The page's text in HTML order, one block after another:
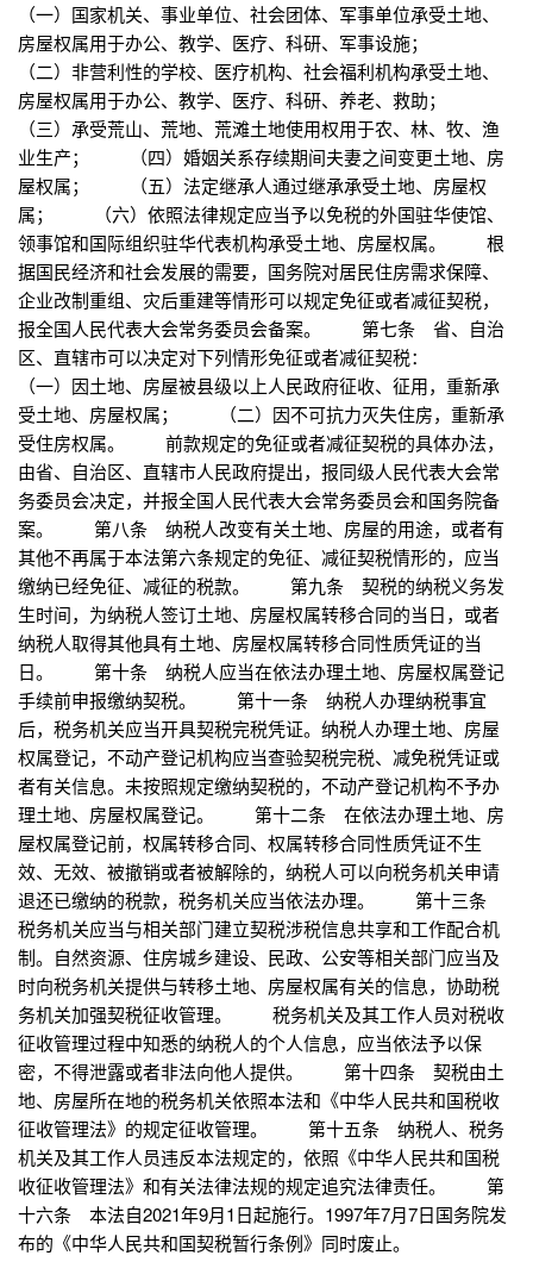
（一）国家机关、事业单位、社会团体、军事单位承受土地、
房屋权属用于办公、教学、医疗、科研、军事设施；
（二）非营利性的学校、医疗机构、社会福利机构承受土地、
房屋权属用于办公、教学、医疗、科研、养老、救助；
（三）承受荒山、荒地、荒滩土地使用权用于农、林、牧、渔
业生产； （四）婚姻关系存续期间夫妻之间变更土地、房
屋权属； （五）法定继承人通过继承承受土地、房屋权
属； （六）依照法律规定应当予以免税的外国驻华使馆、
领事馆和国际组织驻华代表机构承受土地、房屋权属。 根
据国民经济和社会发展的需要，国务院对居民住房需求保障、
企业改制重组、灾后重建等情形可以规定免征或者减征契税，
报全国人民代表大会常务委员会备案。 第七条 省、自治
区、直辖市可以决定对下列情形免征或者减征契税：
（一）因土地、房屋被县级以上人民政府征收、征用，重新承
受土地、房屋权属； （二）因不可抗力灭失住房，重新承
受住房权属。 前款规定的免征或者减征契税的具体办法，
由省、自治区、直辖市人民政府提出，报同级人民代表大会常
务委员会决定，并报全国人民代表大会常务委员会和国务院备
案。 第八条 纳税人改变有关土地、房屋的用途，或者有
其他不再属于本法第六条规定的免征、减征契税情形的，应当
缴纳已经免征、减征的税款。 第九条 契税的纳税义务发
生时间，为纳税人签订土地、房屋权属转移合同的当日，或者
纳税人取得其他具有土地、房屋权属转移合同性质凭证的当
日。 第十条 纳税人应当在依法办理土地、房屋权属登记
手续前申报缴纳契税。 第十一条 纳税人办理纳税事宜
后，税务机关应当开具契税完税凭证。纳税人办理土地、房屋
权属登记，不动产登记机构应当查验契税完税、减免税凭证或
者有关信息。未按照规定缴纳契税的，不动产登记机构不予办
理土地、房屋权属登记。 第十二条 在依法办理土地、房
屋权属登记前，权属转移合同、权属转移合同性质凭证不生
效、无效、被撤销或者被解除的，纳税人可以向税务机关申请
退还已缴纳的税款，税务机关应当依法办理。 第十三条
税务机关应当与相关部门建立契税涉税信息共享和工作配合机
制。自然资源、住房城乡建设、民政、公安等相关部门应当及
时向税务机关提供与转移土地、房屋权属有关的信息，协助税
务机关加强契税征收管理。 税务机关及其工作人员对税收
征收管理过程中知悉的纳税人的个人信息，应当依法予以保
密，不得泄露或者非法向他人提供。 第十四条 契税由土
地、房屋所在地的税务机关依照本法和《中华人民共和国税收
征收管理法》的规定征收管理。 第十五条 纳税人、税务
机关及其工作人员违反本法规定的，依照《中华人民共和国税
收征收管理法》和有关法律法规的规定追究法律责任。 第
十六条 本法自2021年9月1日起施行。1997年7月7日国务院发
布的《中华人民共和国契税暂行条例》同时废止。